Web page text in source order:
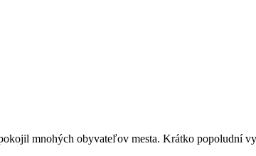
mnohých obyvateľov mesta. Krátko popoludní